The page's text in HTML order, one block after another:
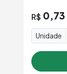
R$ 0,73
Unidade